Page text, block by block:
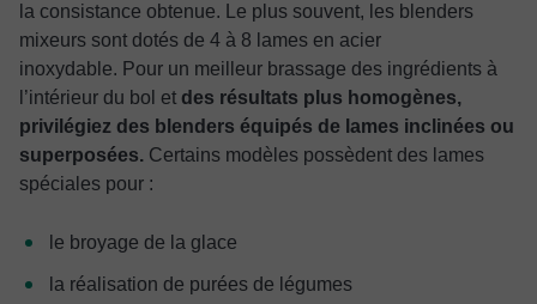
la consistance obtenue. Le plus souvent, les blenders
mixeurs sont dotés de 4 à 8 lames en acier
inoxydable. Pour un meilleur brassage des ingrédients à
l’intérieur du bol et des résultats plus homogènes,
privilégiez des blenders équipés de lames inclinées ou
superposées. Certains modèles possèdent des lames
spéciales pour :
le broyage de la glace
la réalisation de purées de légumes